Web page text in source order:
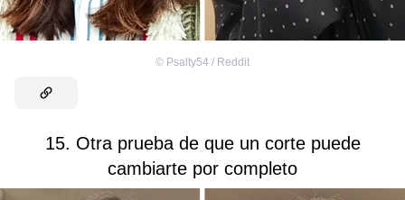
© Psalty54 / Reddit
15. Otra prueba de que un corte puede
cambiarte por completo